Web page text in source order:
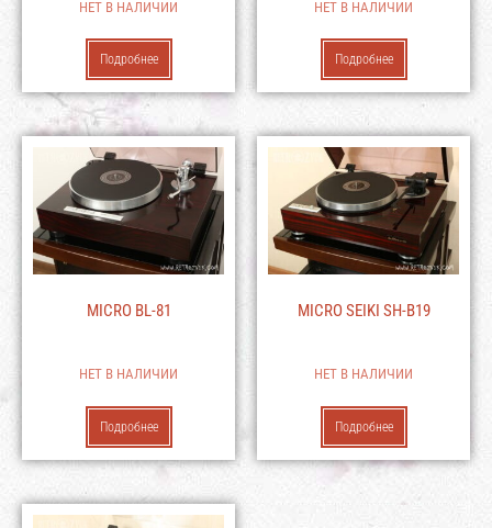
НЕТ В НАЛИЧИИ
Подробнее
НЕТ В НАЛИЧИИ
Подробнее
MICRO BL-81
НЕТ В НАЛИЧИИ
Подробнее
MICRO SEIKI SH-B19
НЕТ В НАЛИЧИИ
Подробнее